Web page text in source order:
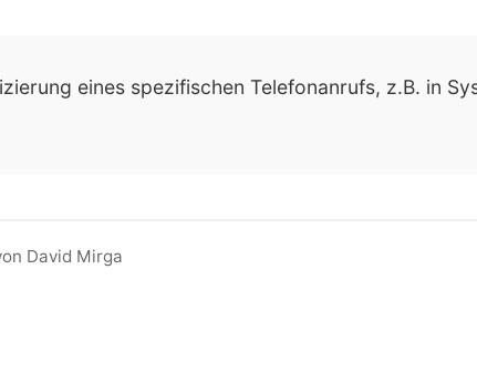
eines spezifischen Telefonanrufs, z.B. in
David Mirga